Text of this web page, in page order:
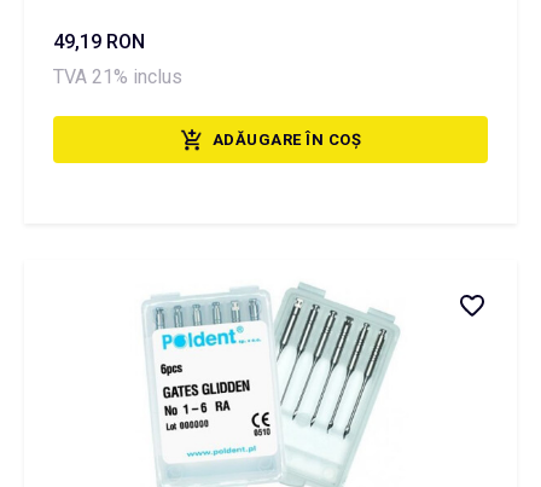
49,19 RON
TVA 21% inclus
ADĂUGARE ÎN COȘ